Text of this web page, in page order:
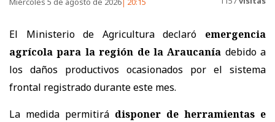
El Ministerio de Agricultura declaró emergencia
agrícola para la región de la Araucanía debido a
los daños productivos ocasionados por el sistema
frontal registrado durante este mes.
La medida permitirá disponer de herramientas e